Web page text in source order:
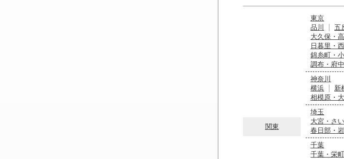
関東
東京
品川
五
大久保・
日暮里・
錦糸町・
調布・府中
神奈川
横浜
新
相模原・
埼玉
大宮・さ
春日部・
千葉
千葉・栄町